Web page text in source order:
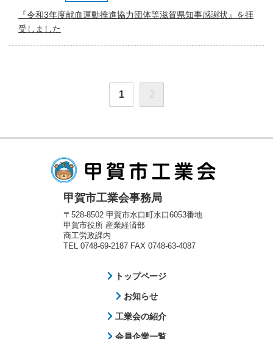
『令和3年度献血運動推進協力団体等滋賀県知事感謝状』を拝
受しました
1 2
甲賀市工業会事務局
〒528-8502 甲賀市水口町水口6053番地
甲賀市役所 産業経済部
商工労政課内
TEL 0748-69-2187 FAX 0748-63-4087
トップページ
お知らせ
工業会の紹介
会員企業一覧